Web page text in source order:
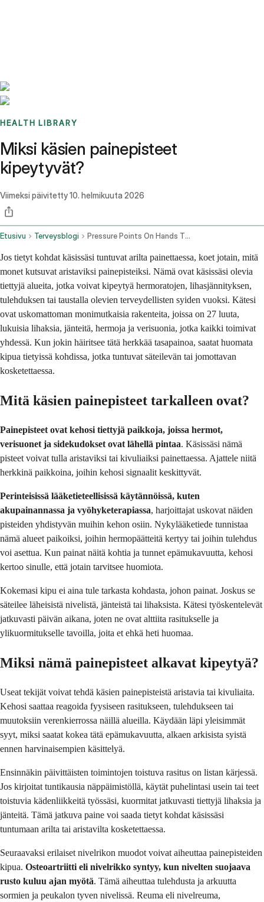
HEALTH LIBRARY
Miksi käsien painepisteet
kipeytyvät?
Viimeksi päivitetty10. helmikuuta 2026
Etusivu Terveysblogi Pressure Points On Hands That Hurt
Jos tietyt kohdat käsissäsi tuntuvat arilta painettaessa, koet jotain, mitä
monet kutsuvat aristaviksi painepisteiksi. Nämä ovat käsissäsi olevia
tiettyjä alueita, jotka voivat kipeytyä hermoratojen, lihasjännityksen,
tulehduksen tai taustalla olevien terveydellisten syiden vuoksi. Kätesi
ovat uskomattoman monimutkaisia rakenteita, joissa on 27 luuta,
lukuisia lihaksia, jänteitä, hermoja ja verisuonia, jotka kaikki toimivat
yhdessä. Kun jokin häiritsee tätä herkkää tasapainoa, saatat huomata
kipua tietyissä kohdissa, jotka tuntuvat säteilevän tai jomottavan
kosketettaessa.
Mitä käsien painepisteet tarkalleen ovat?
Painepisteet ovat kehosi tiettyjä paikkoja, joissa hermot,
verisuonet ja sidekudokset ovat lähellä pintaa. Käsissäsi nämä
pisteet voivat tulla aristaviksi tai kivuliaiksi painettaessa. Ajattele niitä
herkkinä paikkoina, joihin kehosi signaalit keskittyvät.
Perinteisissä lääketieteellisissä käytännöissä, kuten
akupainannassa ja vyöhyketerapiassa, harjoittajat uskovat näiden
pisteiden yhdistyvän muihin kehon osiin. Nykylääketiede tunnistaa
nämä alueet paikoiksi, joihin hermopäätteitä kertyy tai joihin tulehdus
voi asettua. Kun painat näitä kohtia ja tunnet epämukavuutta, kehosi
kertoo sinulle, että jotain tarvitsee huomiota.
Kokemasi kipu ei aina tule tarkasta kohdasta, johon painat. Joskus se
säteilee läheisistä nivelistä, jänteistä tai lihaksista. Kätesi työskentelevät
jatkuvasti päivän aikana, joten ne ovat alttiita rasitukselle ja
ylikuormitukselle tavoilla, joita et ehkä heti huomaa.
Miksi nämä painepisteet alkavat kipeytyä?
Useat tekijät voivat tehdä käsien painepisteistä aristavia tai kivuliaita.
Kehosi saattaa reagoida fyysiseen rasitukseen, tulehdukseen tai
muutoksiin verenkierrossa näillä alueilla. Käydään läpi yleisimmät
syyt, miksi saatat kokea tätä epämukavuutta, alkaen arkisista syistä
ennen harvinaisempien käsittelyä.
Ensinnäkin päivittäisten toimintojen toistuva rasitus on listan kärjessä.
Jos kirjoitat tuntikausia näppäimistöllä, käytät puhelintasi usein tai teet
toistuvia kädenliikkeitä työssäsi, kuormitat jatkuvasti tiettyjä lihaksia ja
jänteitä. Tämä jatkuva paine voi saada tietyt kohdat käsissäsi
tuntumaan arilta tai aristavilta kosketettaessa.
Seuraavaksi erilaiset nivelrikon muodot voivat aiheuttaa painepisteiden
kipua. Osteoartriitti eli nivelrikko syntyy, kun nivelten suojaava
rusto kuluu ajan myötä. Tämä aiheuttaa tulehdusta ja arkuutta
sormien ja peukalon tyven nivelissä. Reuma eli nivelreuma,